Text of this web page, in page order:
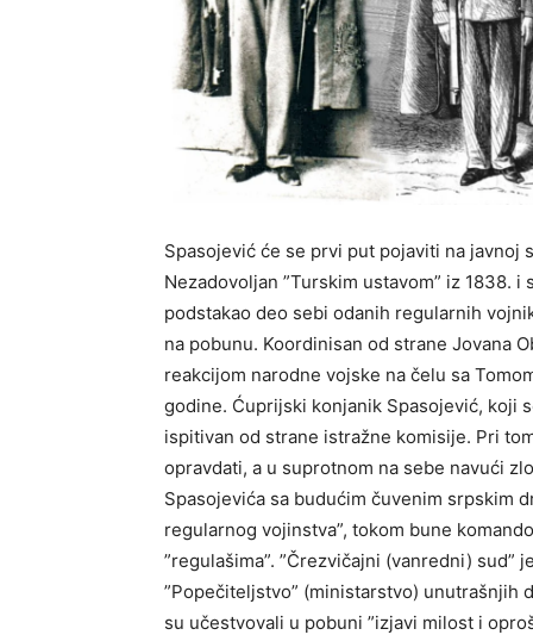
Spasojević će se prvi put pojaviti na javnoj
Nezadovolјan ”Turskim ustavom” iz 1838.
podstakao deo sebi odanih regularnih
na pobunu. Koordinisan od strane Jovana
reakcijom narodne vojske na čelu sa
godine. Ćuprijski konjanik Spasojević, koji
ispitivan od strane istražne komisije. Pri
opravdati, a u suprotnom na sebe navući
Spasojevića sa budućim čuvenim srpskim
regularnog vojinstva”, tokom bune
”regulašima”. ”Črezvičajni (vanredni)
”Popečitelјstvo” (ministarstvo)
su učestvovali u pobuni ”izjavi milost i